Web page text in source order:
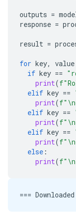
outputs =
response =
result =
for key, value
if key ==
print(f
elif key ==
print(f" \n
elif key ==
print(f" \n
elif key ==
print(f" \n
else :
print(f" \n